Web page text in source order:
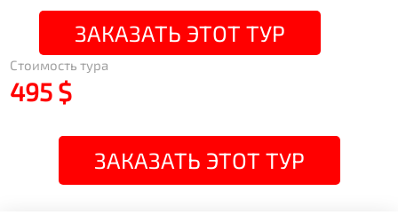
ЗАКАЗАТЬ ЭТОТ ТУР
Стоимость тура
495 $
ЗАКАЗАТЬ ЭТОТ ТУР